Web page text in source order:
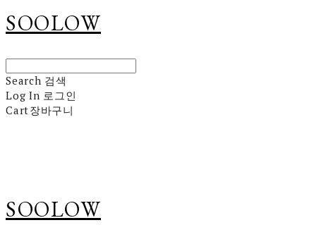
SOOLOW
Search 검색
Log In 로그인
Cart장바구니
SOOLOW